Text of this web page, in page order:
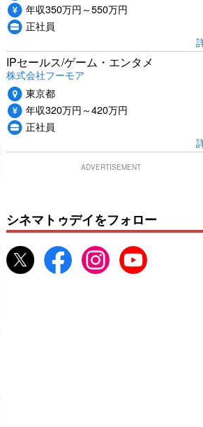
年収350万円～550万円
正社員
IPセールス/ゲーム・エンタメ
株式会社フーモア
東京都
年収320万円～420万円
正社員
ADVERTISEMENT
シネマトゥデイをフォロー